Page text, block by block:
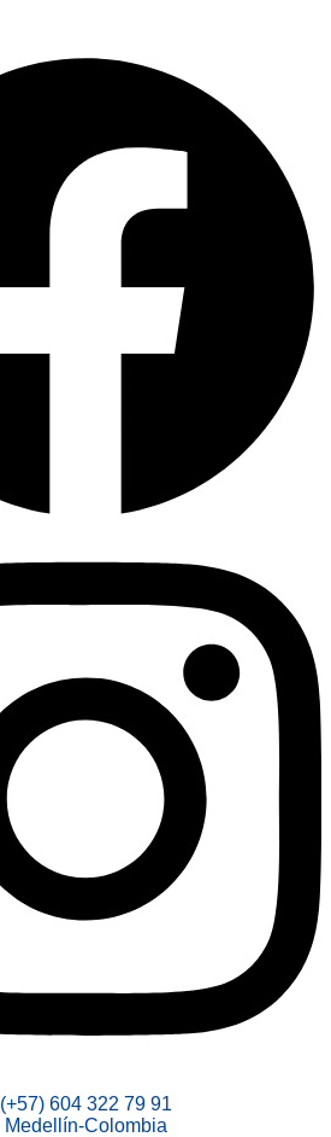
(+57) 604 322 79 91
Medellín-Colombia